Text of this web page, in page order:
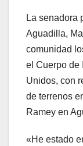
La senadora
Aguadilla,
comunidad
el Cuerpo de
Unidos, con
de terrenos
Ramey en
«He estado